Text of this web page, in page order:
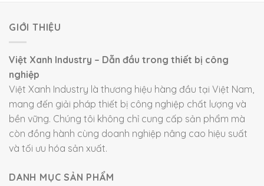
GIỚI THIỆU
Việt Xanh Industry – Dẫn đầu trong thiết bị công
nghiệp
Việt Xanh Industry là thương hiệu hàng đầu tại Việt Nam,
mang đến giải pháp thiết bị công nghiệp chất lượng và
bền vững. Chúng tôi không chỉ cung cấp sản phẩm mà
còn đồng hành cùng doanh nghiệp nâng cao hiệu suất
và tối ưu hóa sản xuất.
DANH MỤC SẢN PHẨM